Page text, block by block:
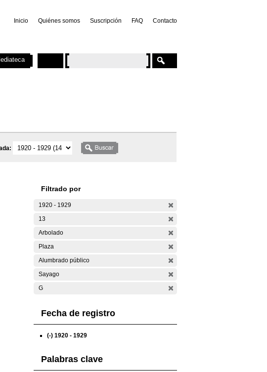
Inicio Quiénes somos Suscripción FAQ Contacto
Filtrado por
1920 - 1929
13
Arbolado
Plaza
Alumbrado público
Sayago
G
Fecha de registro
(-) 1920 - 1929
Palabras clave